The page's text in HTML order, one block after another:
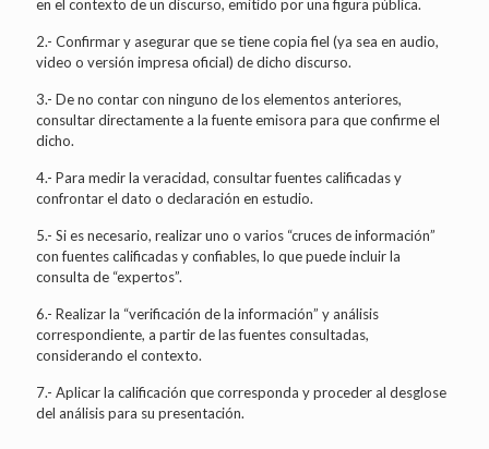
en el contexto de un discurso, emitido por una figura pública.
2.- Confirmar y asegurar que se tiene copia fiel (ya sea en audio,
video o versión impresa oficial) de dicho discurso.
3.- De no contar con ninguno de los elementos anteriores,
consultar directamente a la fuente emisora para que confirme el
dicho.
4.- Para medir la veracidad, consultar fuentes calificadas y
confrontar el dato o declaración en estudio.
5.- Si es necesario, realizar uno o varios “cruces de información”
con fuentes calificadas y confiables, lo que puede incluir la
consulta de “expertos”.
6.- Realizar la “verificación de la información” y análisis
correspondiente, a partir de las fuentes consultadas,
considerando el contexto.
7.- Aplicar la calificación que corresponda y proceder al desglose
del análisis para su presentación.